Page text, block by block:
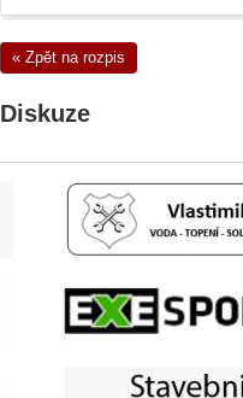
« Zpět na rozpis
Diskuze